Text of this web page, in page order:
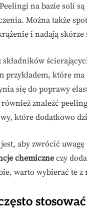
na bazie soli
Można także
i nadają skórze
składników
przykładem, które
się do poprawy
znaleźć
które dodatkowo
jest, aby zwrócić
chemiczne czy
warto wybierać te